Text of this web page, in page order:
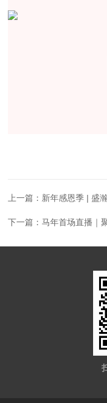
上一篇： 新年感恩季 | 盛
下一篇：马年首场直播｜聚焦